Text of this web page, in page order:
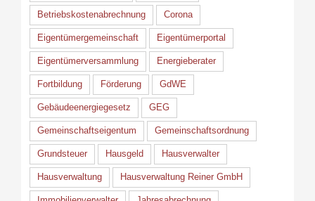
Betriebskostenabrechnung Corona
Eigentümergemeinschaft Eigentümerportal
Eigentümerversammlung Energieberater
Fortbildung Förderung GdWE
Gebäudeenergiegesetz GEG
Gemeinschaftseigentum Gemeinschaftsordnung
Grundsteuer Hausgeld Hausverwalter
Hausverwaltung Hausverwaltung Reiner GmbH